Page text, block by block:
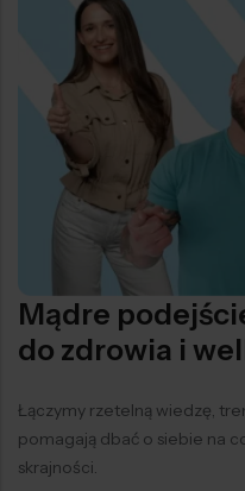
Mądre
do zdrowia i
Łączymy rzetelną wiedzę,
pomagają dbać o siebie na
skrajności.